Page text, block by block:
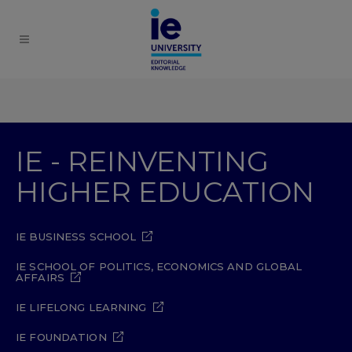
IE - REINVENTING
HIGHER EDUCATION
IE BUSINESS SCHOOL
IE SCHOOL OF POLITICS, ECONOMICS AND GLOBAL
AFFAIRS
IE LIFELONG LEARNING
IE FOUNDATION